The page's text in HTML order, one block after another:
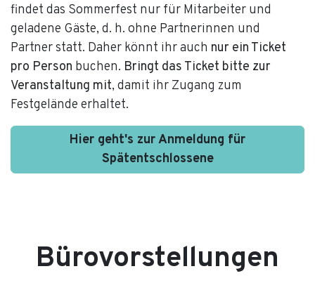
findet das Sommerfest nur für Mitarbeiter und
geladene Gäste, d. h. ohne Partnerinnen und
Partner statt. Daher könnt ihr auch nur ein Ticket
pro Person buchen. Bringt das Ticket bitte zur
Veranstaltung mit, damit ihr Zugang zum
Festgelände erhaltet.
Hier geht's zur Anmeldung für
Spätentschlossene
Bürovorstellungen